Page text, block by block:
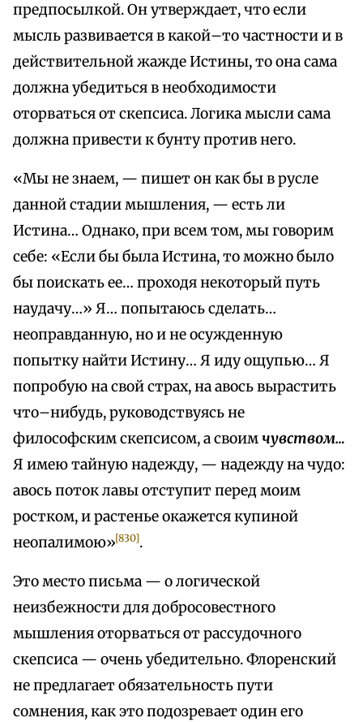
предпосылкой. Он утверждает, что если
мысль развивается в какой–то частности и в
действительной жажде Истины, то она сама
должна убедиться в необходимости
оторваться от скепсиса. Логика мысли сама
должна привести к бунту против него.
«Мы не знаем, — пишет он как бы в русле
данной стадии мышления, — есть ли
Истина… Однако, при всем том, мы говорим
себе: «Если бы была Истина, то можно было
бы поискать ее… проходя некоторый путь
наудачу…» Я… попытаюсь сделать…
неоправданную, но и не осужденную
попытку найти Истину… Я иду ощупью… Я
попробую на свой страх, на авось вырастить
что–нибудь, руководствуясь не
философским скепсисом, а своимчувством…
Я имею тайную надежду, — надежду на чудо:
авось поток лавы отступит перед моим
ростком, и растенье окажется купиной
неопалимою»[830].
Это место письма — о логической
неизбежности для добросовестного
мышления оторваться от рассудочного
скепсиса — очень убедительно. Флоренский
не предлагает обязательность пути
сомнения, как это подозревает один его